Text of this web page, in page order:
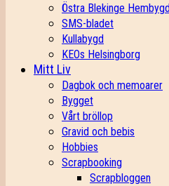
Östra Blekinge
SMS-bladet
Kullabygd
KEOs Helsingborg
Mitt Liv
Dagbok och memoarer
Bygget
Vårt bröllop
Gravid och bebis
Hobbies
Scrapbooking
Scrapbloggen